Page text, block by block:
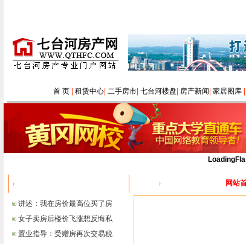
首 页| 租赁中心| 二手房市| 七台河楼盘 房产新闻 家居图库|
讲述：我在房价最高位买了房
女子卖房后楼价飞涨想反悔私
置业指导：受赠房再次交易税
网站